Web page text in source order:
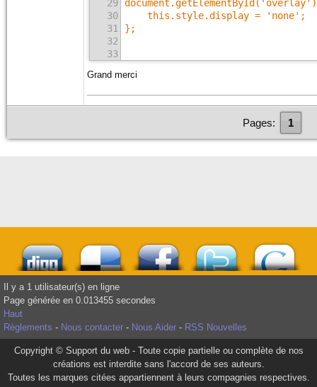
29
30
31
32
33
this.style.display = 'none';
};
Grand merci
Pages: 1
Il y a 1 utilisateur(s) en ligne
Page générée en 0.013455 secondes
Haut
Règlements - Nous contacter - Nous Aider - RSS Nouvelles
Copyright © Support du web - Toute copie partielle ou complète de nos
créations est interdite sans l'accord de ses auteurs.
Toutes les marques citées appartiennent à leurs compagnies respectives.